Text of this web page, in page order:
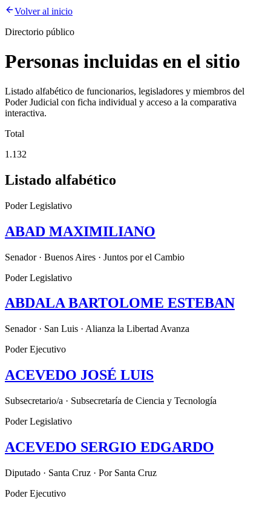
Volver al inicio
Directorio público
Personas incluidas en el sitio
Listado alfabético de funcionarios, legisladores y miembros del
Poder Judicial con ficha individual y acceso a la comparativa
interactiva.
Total
1.132
Listado alfabético
Poder Legislativo
ABAD MAXIMILIANO
Senador · Buenos Aires · Juntos por el Cambio
Poder Legislativo
ABDALA BARTOLOME ESTEBAN
Senador · San Luis · Alianza la Libertad Avanza
Poder Ejecutivo
ACEVEDO JOSÉ LUIS
Subsecretario/a · Subsecretaría de Ciencia y Tecnología
Poder Legislativo
ACEVEDO SERGIO EDGARDO
Diputado · Santa Cruz · Por Santa Cruz
Poder Ejecutivo